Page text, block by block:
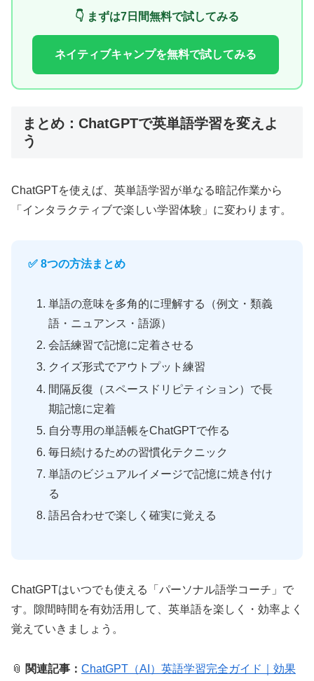
👇 まずは7日間無料で試してみる
ネイティブキャンプを無料で試してみる
まとめ：ChatGPTで英単語学習を変えよ
う
ChatGPTを使えば、英単語学習が単なる暗記作業から
「インタラクティブで楽しい学習体験」に変わります。
✅ 8つの方法まとめ
単語の意味を多角的に理解する（例文・類義
語・ニュアンス・語源）
会話練習で記憶に定着させる
クイズ形式でアウトプット練習
間隔反復（スペースドリピティション）で長
期記憶に定着
自分専用の単語帳をChatGPTで作る
毎日続けるための習慣化テクニック
単語のビジュアルイメージで記憶に焼き付け
る
語呂合わせで楽しく確実に覚える
ChatGPTはいつでも使える「パーソナル語学コーチ」で
す。隙間時間を有効活用して、英単語を楽しく・効率よく
覚えていきましょう。
📎 関連記事： ChatGPT（AI）英語学習完全ガイド｜効果